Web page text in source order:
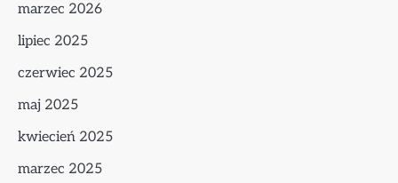
marzec 2026
lipiec 2025
czerwiec 2025
maj 2025
kwiecień 2025
marzec 2025